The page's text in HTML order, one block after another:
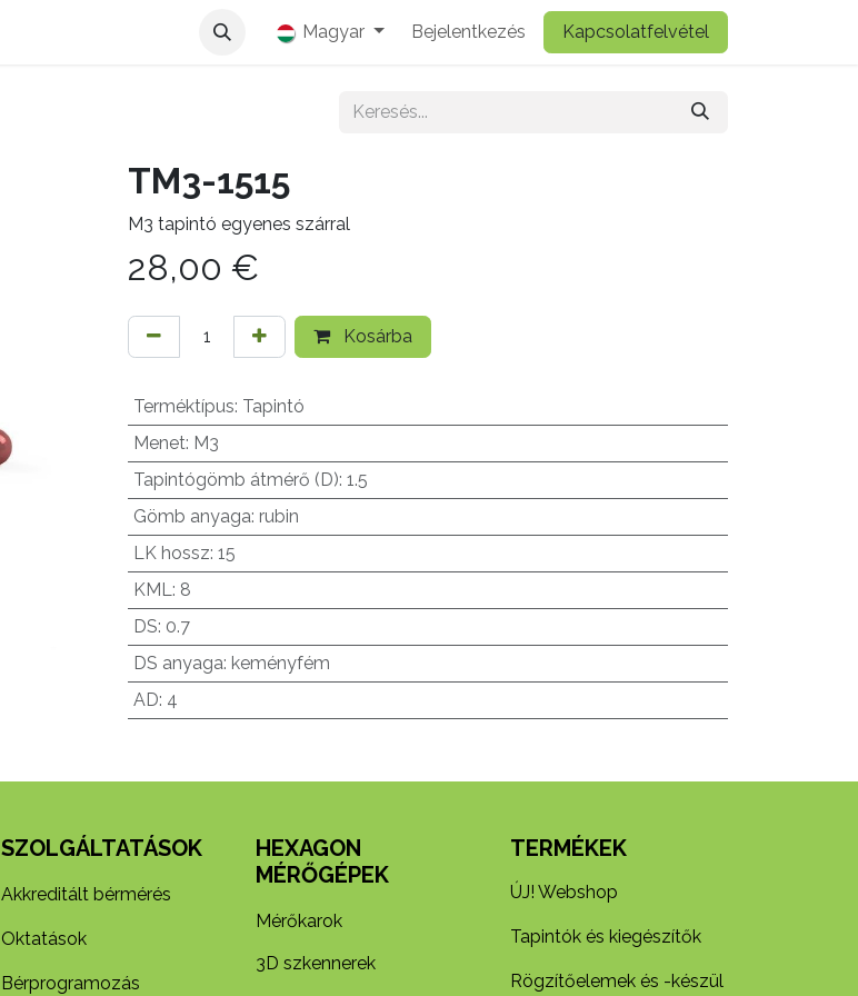
Magyar Bejelentkezés Kapcsolatfelvétel
TM3-1515
M3 tapintó egyenes szárral
28,00 €
Kosárba
Terméktípus: Tapintó
Menet: M3
Tapintógömb átmérő (D): 1.5
Gömb anyaga: rubin
LK hossz: 15
KML: 8
DS: 0.7
DS anyaga: keményfém
AD: 4
SZOLGÁLTATÁSOK
Akkreditált bérmérés
Oktatások
Bérprogramozás
HEXAGON
MÉRŐGÉPEK
Mérőkarok
3D szkennerek
TERMÉKEK
ÚJ! Webshop
Tapintók és kiegészítők
Rögzítőelemek és -készül​